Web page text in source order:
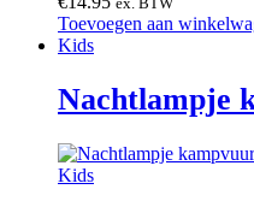
Toevoegen aan
Kids
Nachtlampje
Kids